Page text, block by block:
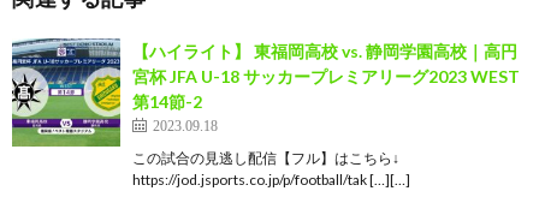
【ハイライト】 東福岡高校 vs. 静岡学園高校｜高円
宮杯 JFA U-18 サッカープレミアリーグ2023 WEST
第14節-2
2023.09.18
この試合の見逃し配信【フル】はこちら↓
https://jod.jsports.co.jp/p/football/tak […][…]